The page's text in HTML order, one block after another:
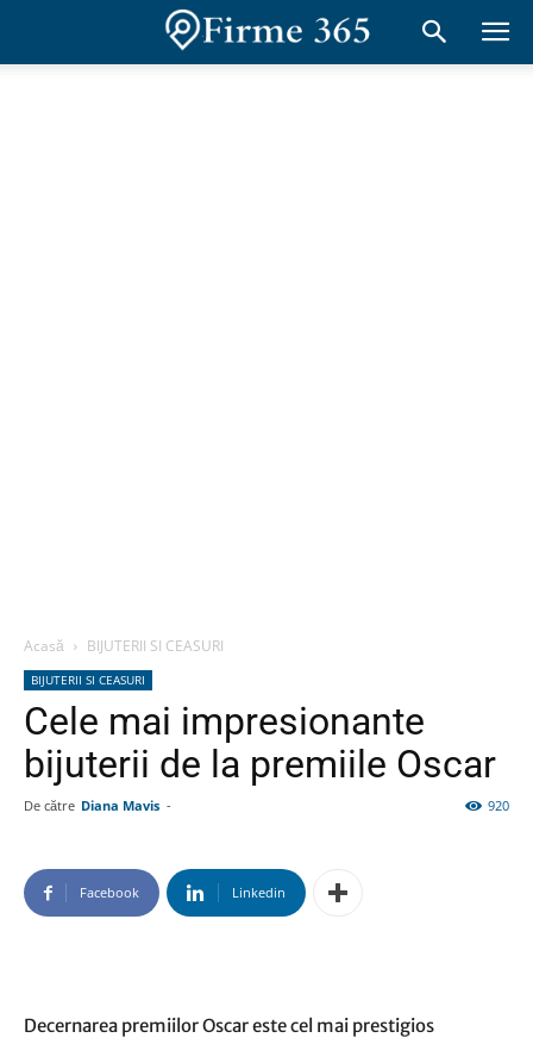
Acasă BIJUTERII SI CEASURI
BIJUTERII SI CEASURI
Cele mai impresionante
bijuterii de la premiile Oscar
De către Diana Mavis - 920
Facebook Linkedin
Decernarea premiilor Oscar este cel mai prestigios